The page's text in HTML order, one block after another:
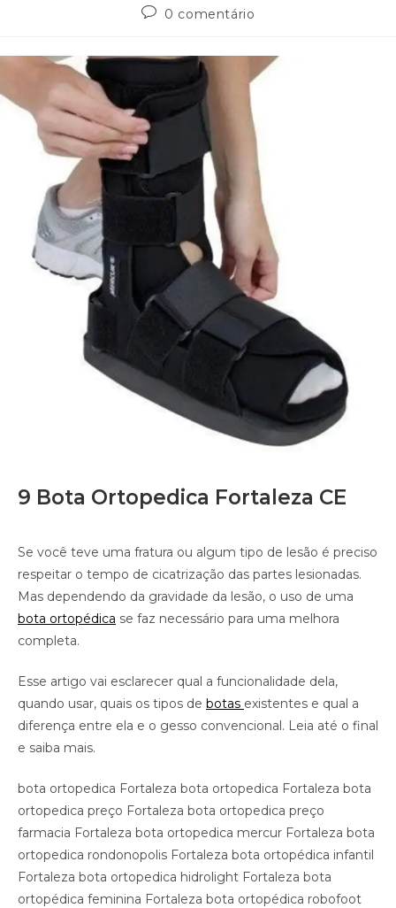
0 comentário
9 Bota Ortopedica Fortaleza CE
Se você teve uma fratura ou algum tipo de lesão é preciso
respeitar o tempo de cicatrização das partes lesionadas.
Mas dependendo da gravidade da lesão, o uso de uma
bota ortopédica se faz necessário para uma melhora
completa.
Esse artigo vai esclarecer qual a funcionalidade dela,
quando usar, quais os tipos de botas existentes e qual a
diferença entre ela e o gesso convencional. Leia até o final
e saiba mais.
bota ortopedica Fortaleza bota ortopedica Fortaleza bota
ortopedica preço Fortaleza bota ortopedica preço
farmacia Fortaleza bota ortopedica mercur Fortaleza bota
ortopedica rondonopolis Fortaleza bota ortopédica infantil
Fortaleza bota ortopedica hidrolight Fortaleza bota
ortopédica feminina Fortaleza bota ortopédica robofoot